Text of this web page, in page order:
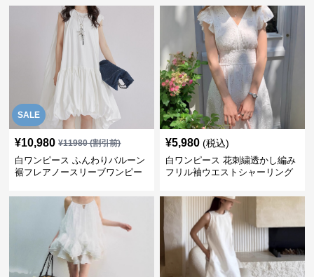
SALE
¥10,980 ¥11980(割引前)
白ワンピース ふんわりバルーン
裾フレアノースリーブワンピー
¥5,980 (税込)
白ワンピース 花刺繍透かし編み
フリル袖ウエストシャーリング